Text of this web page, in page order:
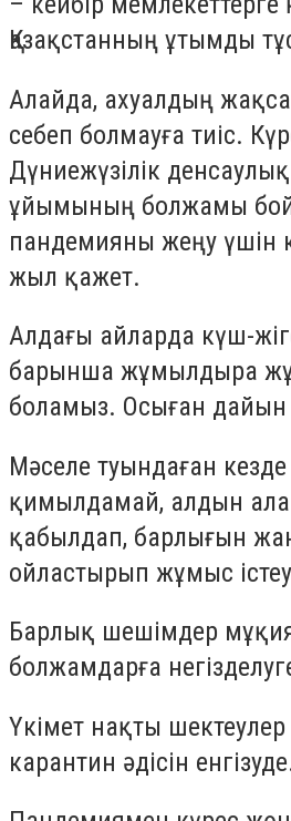
Қазақстанның ұтымды
Алайда, ахуалдың
себеп болмауға тиіс.
Дүниежүзілік
ұйымының болжамы
пандемияны жеңу үшін
жыл қажет.
Алдағы айларда күш-
барынша жұмылдыра
боламыз. Осыған
Мәселе туындаған
қимылдамай, алдын
қабылдап, барлығын
ойластырып жұмыс
Барлық шешімдер
болжамдарға
Үкімет нақты
карантин әдісін